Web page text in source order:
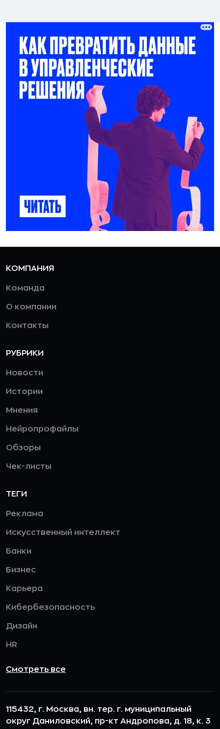
КОМПАНИЯ
Команда
О компании
Контакты
РУБРИКИ
Новости
Истории
Мнения
Нейропрофайлы
Обзоры
Чек-листы
ТЕГИ
Реклама
Искусственный интеллект
Банки
Бизнес
Карьера
Кибербезопасность
Дизайн
HR
Смотреть все
115432, г. Москва, вн. тер. г. муниципальный
округ Даниловский, пр-кт Андропова, д. 18, к. 3